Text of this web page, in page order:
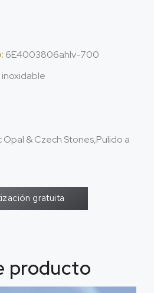
6E4003806ahlv-700
Opal & Czech Stones,Pulido a
gratuita
producto